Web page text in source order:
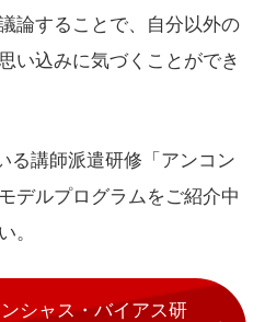
論することで、自分以外の
い込みに気づくことができ
る講師派遣研修「アンコン
デルプログラムをご紹介中
。
シャス・バイアス研